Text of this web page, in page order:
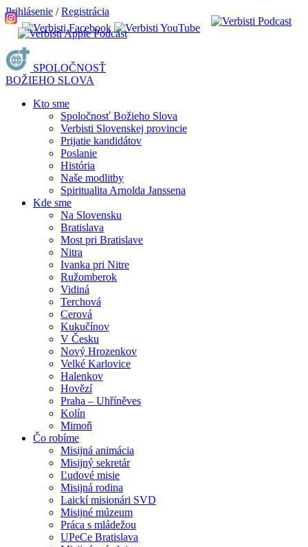
Prihlásenie /Registrácia
SPOLOČNOSŤ
BOŽIEHO SLOVA
Kto sme
Spoločnosť Božieho Slova
Verbisti Slovenskej provincie
Prijatie kandidátov
Poslanie
História
Naše modlitby
Spiritualita Arnolda Janssena
Kde sme
Na Slovensku
Bratislava
Most pri Bratislave
Nitra
Ivanka pri Nitre
Ružomberok
Vidiná
Terchová
Cerová
Kukučínov
V Česku
Nový Hrozenkov
Velké Karlovice
Halenkov
Hovězí
Praha – Uhříněves
Kolín
Mimoň
Čo robíme
Misijná animácia
Misijný sekretár
Ľudové misie
Misijná rodina
Laickí misionári SVD
Misijné múzeum
Práca s mládežou
UPeCe Bratislava